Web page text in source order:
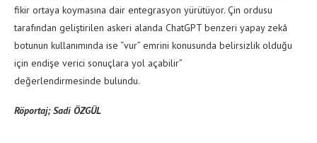
fikir ortaya koymasına dair entegrasyon yürütüyor. Çin ordusu
tarafından geliştirilen askeri alanda ChatGPT benzeri yapay zekâ
botunun kullanımında ise “vur” emrini konusunda belirsizlik olduğu
için endişe verici sonuçlara yol açabilir”
değerlendirmesinde bulundu.
Röportaj; Sadi ÖZGÜL